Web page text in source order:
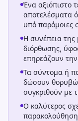
Ένα αξιόπιστο
αποτελέσματα
υπό παρόμοιες
Η συνέπεια της
διόρθωσης,
επηρεάζουν
Τα σύντομα ή
δώσουν
συγκριθούν με
Ο καλύτερος
παρακολούθηση